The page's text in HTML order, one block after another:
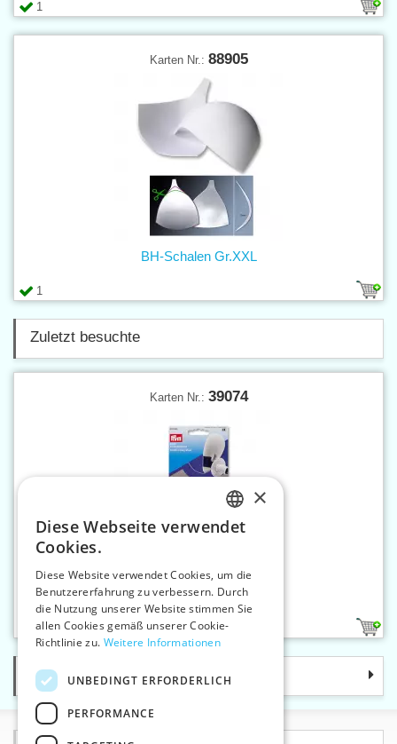
1
Karten Nr.: 88905
1
BH-Schalen Gr.XXL
Zuletzt besuchte
Karten Nr.: 39074
1
Parallelkopierrad MULTI
Kategorie
CZECH
ENGLISH
×
Diese Webseite verwendet
Cookies.
Diese Website verwendet Cookies, um die
Benutzererfahrung zu verbessern. Durch
die Nutzung unserer Website stimmen Sie
allen Cookies gemäß unserer Cookie-
Richtlinie zu. Weitere Informationen
UNBEDINGT ERFORDERLICH
PERFORMANCE